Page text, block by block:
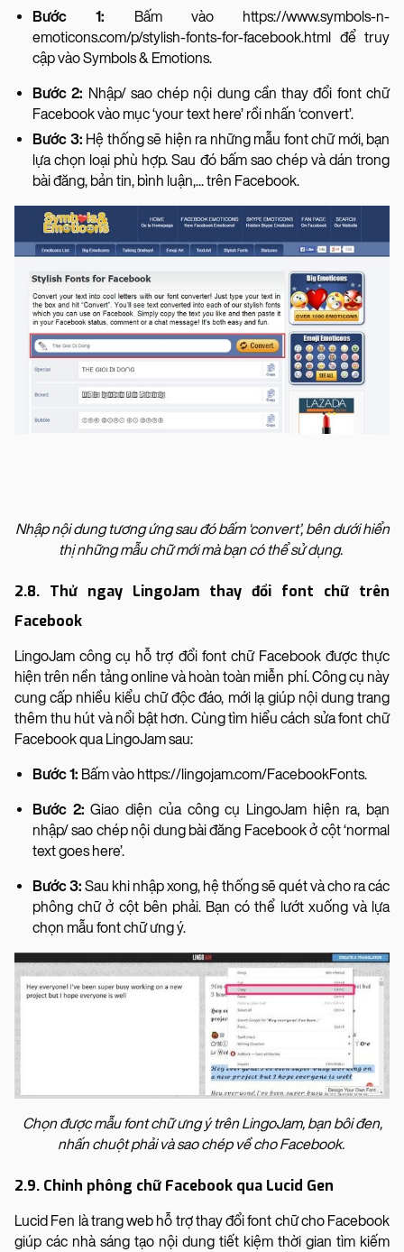
Bước 1: Bấm vào https://www.symbols-n-
emoticons.com/p/stylish-fonts-for-facebook.html để truy
cập vào Symbols & Emotions.
Bước 2: Nhập/ sao chép nội dung cần thay đổi font chữ
Facebook vào mục ‘your text here’ rồi nhấn ‘convert’.
Bước 3: Hệ thống sẽ hiện ra những mẫu font chữ mới, bạn
lựa chọn loại phù hợp. Sau đó bấm sao chép và dán trong
bài đăng, bản tin, bình luận,... trên Facebook.
​​​​Nhập nội dung tương ứng sau đó bấm ‘convert’, bên dưới hiển
thị những mẫu chữ mới mà bạn có thể sử dụng.
2.8. Thử ngay LingoJam thay đổi font chữ trên
Facebook
LingoJam công cụ hỗ trợ đổi font chữ Facebook được thực
hiện trên nền tảng online và hoàn toàn miễn phí. Công cụ này
cung cấp nhiều kiểu chữ độc đáo, mới lạ giúp nội dung trang
thêm thu hút và nổi bật hơn. Cùng tìm hiểu cách sửa font chữ
Facebook qua LingoJam sau:
Bước 1: Bấm vào https://lingojam.com/FacebookFonts.
Bước 2: Giao diện của công cụ LingoJam hiện ra, bạn
nhập/ sao chép nội dung bài đăng Facebook ở cột ‘normal
text goes here’.
Bước 3: Sau khi nhập xong, hệ thống sẽ quét và cho ra các
phông chữ ở cột bên phải. Bạn có thể lướt xuống và lựa
chọn mẫu font chữ ưng ý.
Chọn được mẫu font chữ ưng ý trên LingoJam, bạn bôi đen,
nhấn chuột phải và sao chép về cho Facebook.
2.9. Chỉnh phông chữ Facebook qua Lucid Gen
Lucid Fen là trang web hỗ trợ thay đổi font chữ cho Facebook
giúp các nhà sáng tạo nội dung tiết kiệm thời gian tìm kiếm